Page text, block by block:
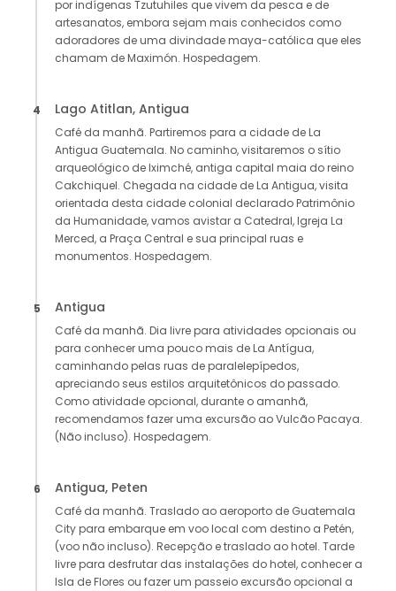
por indígenas Tzutuhiles que vivem da pesca e de
artesanatos, embora sejam mais conhecidos como
adoradores de uma divindade maya-católica que eles
chamam de Maximón. Hospedagem.
4 Lago Atitlan, Antigua
Café da manhã. Partiremos para a cidade de La
Antigua Guatemala. No caminho, visitaremos o sítio
arqueológico de Iximché, antiga capital maia do reino
Cakchiquel. Chegada na cidade de La Antigua, visita
orientada desta cidade colonial declarado Patrimônio
da Humanidade, vamos avistar a Catedral, Igreja La
Merced, a Praça Central e sua principal ruas e
monumentos. Hospedagem.
5 Antigua
Café da manhã. Dia livre para atividades opcionais ou
para conhecer uma pouco mais de La Antígua,
caminhando pelas ruas de paralelepípedos,
apreciando seus estilos arquitetônicos do passado.
Como atividade opcional, durante o amanhã,
recomendamos fazer uma excursão ao Vulcão Pacaya.
(Não incluso). Hospedagem.
6 Antigua, Peten
Café da manhã. Traslado ao aeroporto de Guatemala
City para embarque em voo local com destino a Petén,
(voo não incluso). Recepção e traslado ao hotel. Tarde
livre para desfrutar das instalações do hotel, conhecer a
Isla de Flores ou fazer um passeio excursão opcional a